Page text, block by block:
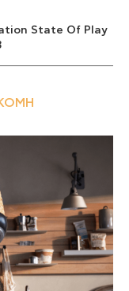
State Of Play